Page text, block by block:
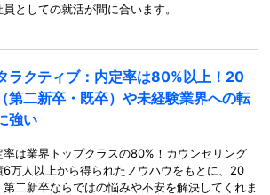
員としての就活が間に合います。
ラクティブ：内定率は80%以上！20
第二新卒・既卒）や未経験業界への転
強い
率は業界トップクラスの80%！カウンセリング
6万人以上から得られたノウハウをもとに、20
第二新卒ならではの悩みや不安を解決してくれま